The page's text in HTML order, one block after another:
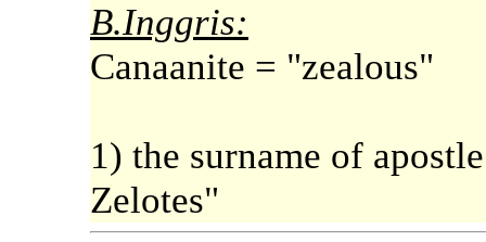
B.Inggris:
Canaanite = "zealous"
1) the surname of
Zelotes"